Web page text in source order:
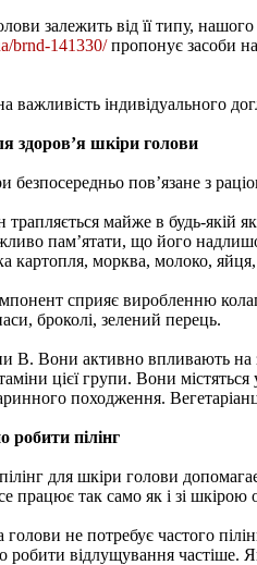
залежить від її типу,
brnd-141330/пропонує засоби
важливість індивідуального
здоров’я шкіри голови
безпосередньо пов’язане з
трапляється майже в будь-якій
пам’ятати, що його
картопля, морква, молоко, яйця,
сприяє виробленню
броколі, зелений перець.
B. Вони активно впливають на
цієї групи. Вони
походження.
робити пілінг
для шкіри голови
працює так само як і зі шкірою
голови не потребує частого
робити відлущування частіше.